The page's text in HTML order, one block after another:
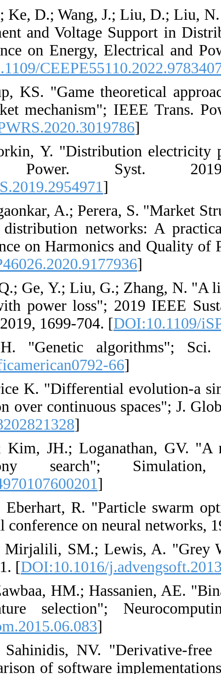
6. [6] Wang, J.;
Congestion
International
2022, 563-8. [
7. [7] Jay, D.;
ancillary service
308. [
8. [8] Mieth, R.;
IEEE
[DOI:10.1109/
9. [9] Afandi I.;
control in
International
[DOI:10.1109/
10. [10] Yu, Y.;
and reactive
Conference
11. [11]
[DOI:10.1038/
12. [12] Storn,
for global
13. [13] Geem,
algorithm:
[
14. [14]
ICNN'95-
15. [15] Mirjalili,
Softw. 2014, 69,
16. [16] Emary,
approaches for
[
17. [17] Rios,
algorithms and